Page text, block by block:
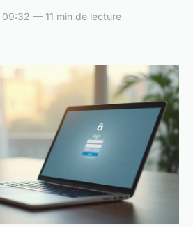
— 11 min de lecture